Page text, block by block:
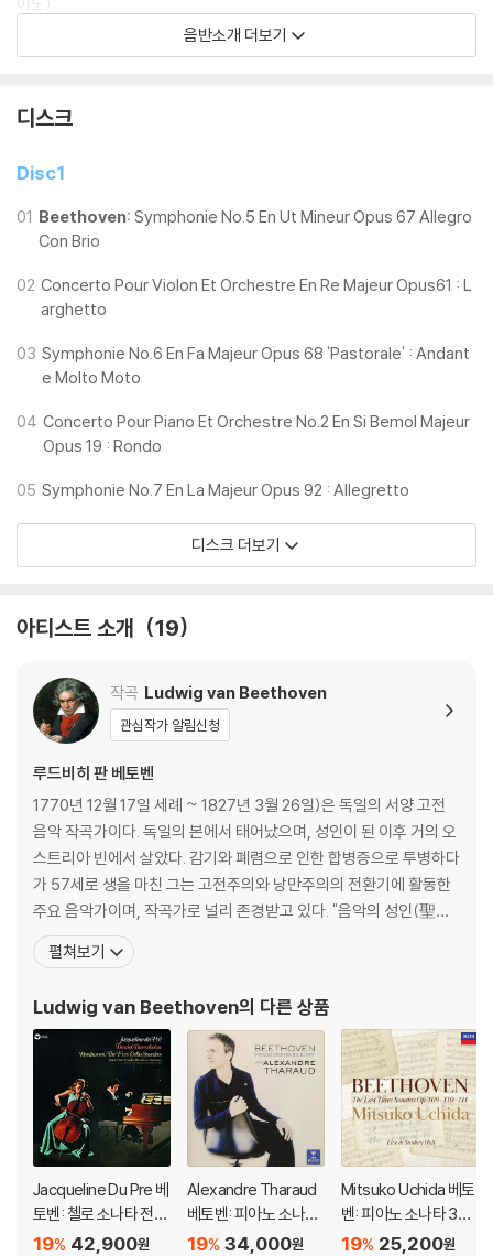
피아노 소나타 17번 Op.31-2 ‘템페스트’ 중 3악장: 안드레이 코로베이니
코프(피아노)
아노)
엘리제를 위하여 WoO.59: 장-프레데릭 누부르제(피아노)/ 6개의 바가
1995년 프랑스 북서부의 도시 낭트에서 시작된 음악 축제 ‘라 폴 주르네
아침부터 늦은 밤까지 수백 회의 연주가 진행되며 현재 프랑스에서만도 약
12개의 도시가 참여하며 일본, 스페인, 브라질 등 주요 나라에서도 동일한
주제로 열리고 있는 세계적인 대규모 음악 축제이다.
이번 음반은 2020년 베토벤 탄생 250주년을 기념하며 Mirare에서 발매
악들을 선별하여 수록하고 있다.
음반소개 더보기
디스크
Disc1
01 Beethoven: Symphonie No.5 En Ut Mineur Opus 67 Allegro
Con Brio
02 Concerto Pour Violon Et Orchestre En Re Majeur Opus61 : L
arghetto
03 Symphonie No.6 En Fa Majeur Opus 68 'Pastorale' : Andant
e Molto Moto
04 Concerto Pour Piano Et Orchestre No.2 En Si Bemol Majeur
Opus 19 : Rondo
05 Symphonie No.7 En La Majeur Opus 92 : Allegretto
디스크 더보기
아티스트 소개 19
작곡 Ludwig van Beethoven
관심작가 알림신청
루드비히 판 베토벤
1770년 12월 17일 세례 ~ 1827년 3월 26일)은 독일의 서양 고전
음악 작곡가이다. 독일의 본에서 태어났으며, 성인이 된 이후 거의 오
스트리아 빈에서 살았다. 감기와 폐렴으로 인한 합병증으로 투병하다
가 57세로 생을 마친 그는 고전주의와 낭만주의의 전환기에 활동한
주요 음악가이며, 작곡가로 널리 존경받고 있다. "음악의 성인(聖
人)" 또는 "악성"(樂聖)이라는 별칭으로 불리기도 한다. 가장 잘 알
려진 작품으로는 《교향곡 5번》, 《교향곡 6번》, 《교향곡 9번》, 《비창
브라반트 오스트
펼쳐보기
Ludwig van Beethoven의 다른 상품
Jacqueline Du Pre 베
토벤: 첼로 소나타 전집
(Beethoven: Cello S
42,900원
19%
Alexandre Tharaud
베토벤: 피아노 소나타
30, 31, 32번 (Beetho
34,000원
19%
Mitsuko Uchida 베토
벤: 피아노 소나타 30-
32번 (Beethoven: Pi
25,200원
19%